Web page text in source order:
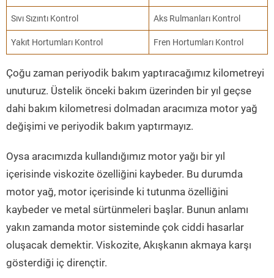
Sıvı Sızıntı Kontrol Aks Rulmanları Kontrol
Yakıt Hortumları Kontrol Fren Hortumları Kontrol
Çoğu zaman periyodik bakım yaptıracağımız kilometreyi
unuturuz. Üstelik önceki bakım üzerinden bir yıl geçse
dahi bakım kilometresi dolmadan aracımıza motor yağ
değişimi ve periyodik bakım yaptırmayız.
Oysa aracımızda kullandığımız motor yağı bir yıl
içerisinde viskozite özelliğini kaybeder. Bu durumda
motor yağ, motor içerisinde ki tutunma özelliğini
kaybeder ve metal sürtünmeleri başlar. Bunun anlamı
yakın zamanda motor sisteminde çok ciddi hasarlar
oluşacak demektir. Viskozite, Akışkanın akmaya karşı
gösterdiği iç dirençtir.